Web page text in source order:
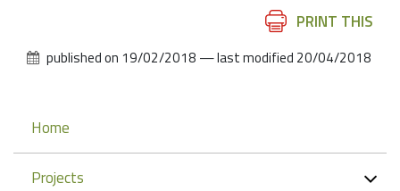
PRINT THIS
published on 19/02/2018 —last modified 20/04/2018
Navigation
Home
Projects